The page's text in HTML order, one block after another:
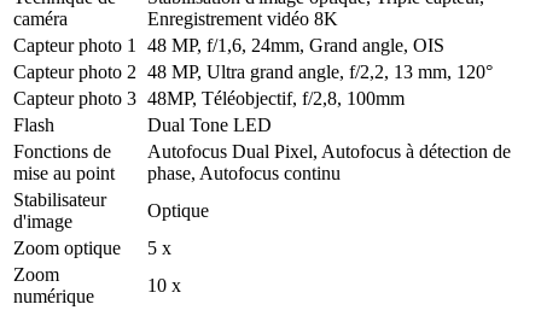
caméra
Enregistrement vidéo 8K
Capteur photo 1
48 MP, f/1,6, 24mm, Grand angle, OIS
Capteur photo 2 48 MP, Ultra grand angle, f/2,2, 13 mm, 120°
Capteur photo 3 48MP, Téléobjectif, f/2,8, 100mm
Flash
Dual Tone LED
Fonctions de
mise au point
Autofocus Dual Pixel, Autofocus à détection de
phase, Autofocus continu
Stabilisateur
d'image
Optique
Zoom optique
5 x
Zoom
numérique
10 x